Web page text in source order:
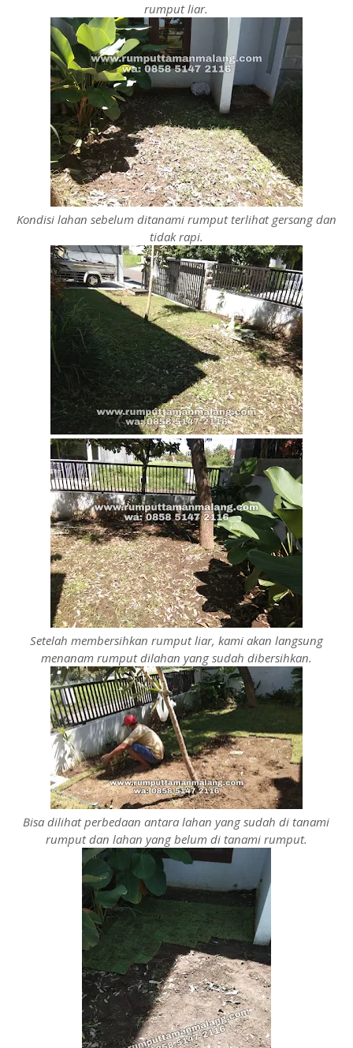
rumput liar.
Kondisi lahan sebelum ditanami rumput terlihat gersang dan
tidak rapi.
Setelah membersihkan rumput liar, kami akan langsung
menanam rumput dilahan yang sudah dibersihkan.
Bisa dilihat perbedaan antara lahan yang sudah di tanami
rumput dan lahan yang belum di tanami rumput.